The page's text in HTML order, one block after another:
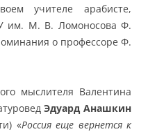
учителе арабисте,
им. М. В. Ломоносова Ф.
о профессоре Ф.
мыслителя Валентина
Эдуард Анашкин
«Россия еще вернется к